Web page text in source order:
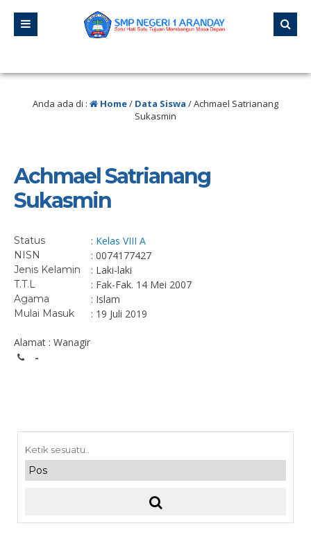
Anda ada di : Home/ Data Siswa /Achmael Satrianang
Sukasmin
Achmael Satrianang
Sukasmin
Status : Kelas VIII A
NISN : 0074177427
Jenis Kelamin : Laki-laki
T.T.L : Fak-Fak. 14 Mei 2007
Agama : Islam
Mulai Masuk : 19 Juli 2019
Alamat : Wanagir
-